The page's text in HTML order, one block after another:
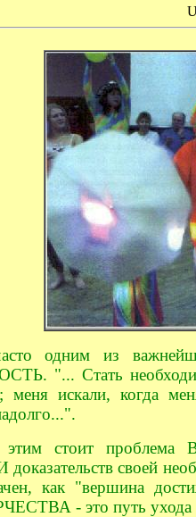
одним из
"... Стать
меня искали, когда
стоит проблема
своей
как "вершина
- это путь